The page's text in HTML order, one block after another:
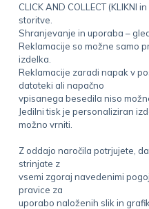
CLICK AND COLLECT (KLIKNI
storitve.
Shranjevanje in uporaba –
Reklamacije so možne samo
izdelka.
Reklamacije zaradi napak v
datoteki ali napačno
vpisanega besedila niso
Jedilni tisk je personaliziran
možno vrniti.
Z oddajo naročila potrjujete,
strinjate z
vsemi zgoraj navedenimi
pravice za
uporabo naloženih slik in